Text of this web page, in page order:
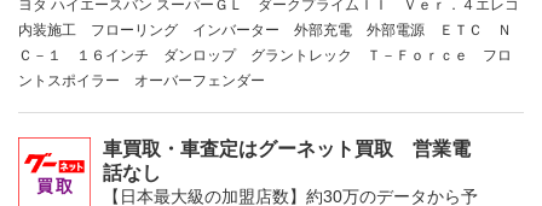
ヨタ ハイエースバン スーパーＧＬ ダークプライムＩＩ Ｖｅｒ．４エレコ
内装施工 フローリング インバーター 外部充電 外部電源 ＥＴＣ Ｎ
Ｃ－１ １６インチ ダンロップ グラントレック Ｔ－Ｆｏｒｃｅ フロ
ントスポイラー オーバーフェンダー
車買取・車査定はグーネット買取 営業電
話なし
【日本最大級の加盟店数】約30万のデータから予